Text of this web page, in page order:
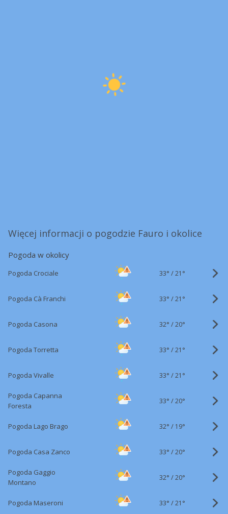
Więcej informacji o pogodzie Fauro i okolice
Pogoda w okolicy
Pogoda Crociale 33° /21°
Pogoda Cà Franchi 33° /21°
Pogoda Casona 32° /20°
Pogoda Torretta 33° /21°
Pogoda Vivalle 33° /21°
Pogoda Capanna
Foresta
33° /20°
Pogoda Lago Brago 32° / 19°
Pogoda Casa Zanco 33° /20°
Pogoda Gaggio
Montano
32° /20°
Pogoda Maseroni 33° /21°